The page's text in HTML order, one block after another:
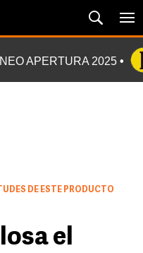
APERTURA 2025
DE ESTE PRODUCTO
el